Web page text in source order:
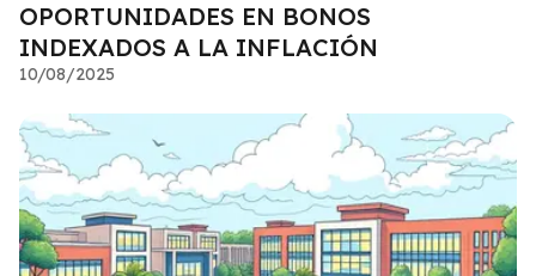
OPORTUNIDADES EN BONOS
INDEXADOS A LA INFLACIÓN
10/08/2025